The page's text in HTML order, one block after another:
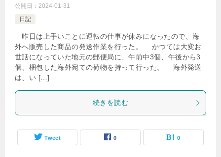
公開日： 2024-01-31
日記
昨日は上手いことに運転の仕事が休みになったので、海
外へ販売した商品の発送作業を行った。 かつては大変お
世話になっていた地元の郵便局に、午前中3個、午後から3
個、梱包した海外宛ての荷物を持って行った。 海外発送
は、い […]
続きを読む
Tweet 0 0